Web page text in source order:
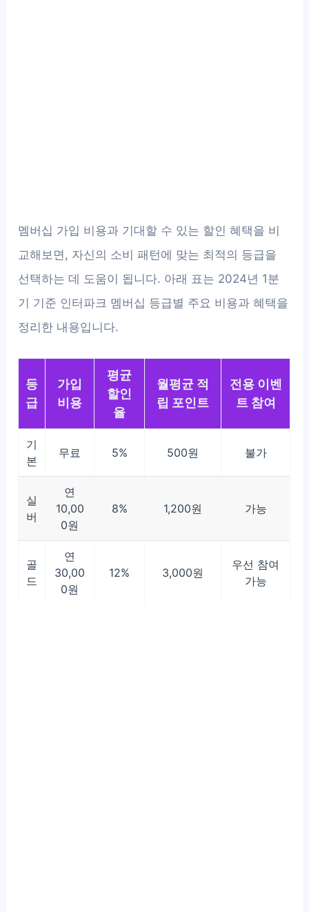
멤버십 가입 비용과 기대할 수 있는 할인 혜택을 비
교해보면, 자신의 소비 패턴에 맞는 최적의 등급을
선택하는 데 도움이 됩니다. 아래 표는 2024년 1분
기 기준 인터파크 멤버십 등급별 주요 비용과 혜택을
정리한 내용입니다.
등
급
가입
비용
평균
할인
율
월평균 적
립 포인트
전용 이벤
트 참여
기
본
무료 5% 500원 불가
실
버
연
10,00
0원
8% 1,200원 가능
골
드
연
30,00
0원
12% 3,000원
우선 참여
가능